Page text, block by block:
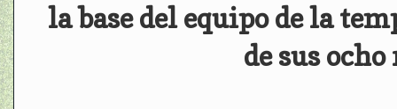
la base del equipo de la
de sus